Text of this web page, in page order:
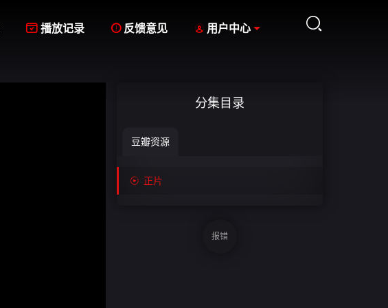

 播放记录  反馈意见  用户中心
分集目录
豆瓣资源
 正片
报错